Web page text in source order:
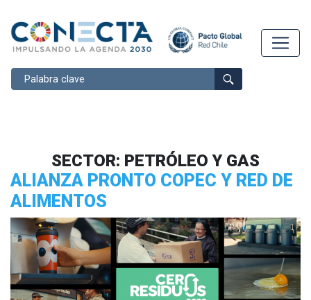
Buscar
SECTOR: PETRÓLEO Y GAS
ALIANZA PRONTO COPEC Y RED DE
ALIMENTOS